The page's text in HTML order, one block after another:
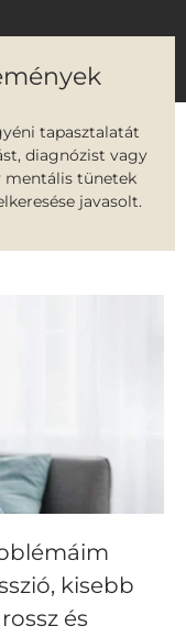
tapasztalatát
diagnózist vagy
mentális tünetek
javasolt.
kisebb
és